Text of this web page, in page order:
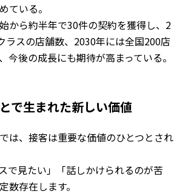
ている。
から約半年で30件の契約を獲得し、2
ラスの店舗数、2030年には全国200店
今後の成長にも期待が高まっている。
で生まれた新しい価値
は、接客は重要な価値のひとつとされ
で見たい」「話しかけられるのが苦
数存在します。